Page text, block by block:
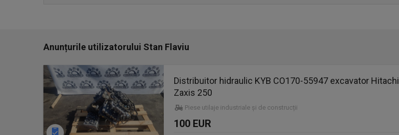
Anunțurile utilizatorului Stan Flaviu
Distribuitor hidraulic KYB CO170-55947 excavator Hitachi
Zaxis 250
Piese utilaje industriale și de construcții
100 EUR